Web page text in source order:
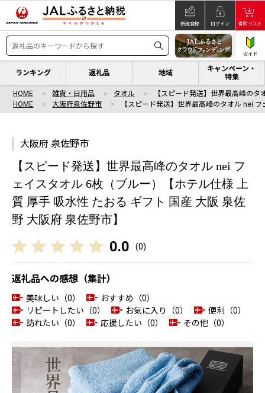
新規登録 ログイン 寄附リスト
ガイド
ランキング 返礼品 地域
キャンペーン・
特集
HOME 雑貨・日用品 タオル
【スピード発送】世界最高峰の
HOME
大阪府泉佐野市 【スピード発送】世界最高峰のタオル nei
大阪府 泉佐野市
【スピード発送】世界最高峰のタオル nei フ
ェイスタオル 6枚（ブルー）【ホテル仕様 上
質 厚手 吸水性 たおる ギフト 国産 大阪 泉佐
野 大阪府 泉佐野市】
0.0 (0)
返礼品への感想（集計）
美味しい（0）
おすすめ（0）
リピートしたい（0）
お気に入り（0）
便利（0）
訪れたい（0）
応援したい（0） その他（0）